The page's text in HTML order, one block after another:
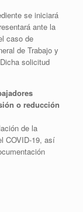
se iniciará
ante la
caso de
de Trabajo y
solicitud
o reducción
de la
COVID-19, así